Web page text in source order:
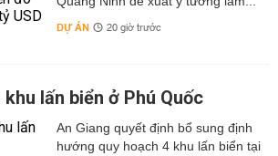
DỰ ÁN 20 giờ trước
lấn biển ở Phú Quốc
An Giang quyết định bổ sung định
hướng quy hoạch 4 khu lấn biển tại